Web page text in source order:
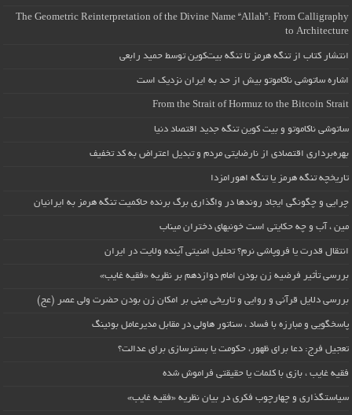
The Geometric Reinterpretation of the Divine Name “Allah”: From Calligraphy
to Architecture
انتشار کتاب از تنگه هرمز تا تنگه بیت‌کوین توسط حمید رابعی
اشاره ساتوشی ناکاموتو بیش از حد به ایران نزدیک است
From the Strait of Hormuz to the Bitcoin Strait
ساتوشی ناکاموتو و بیت کوین تنگه جدید اقتصاد دنیا
بهره‌برداری اقتصادی از نارضایتی مردم و تبدیل اعتراض به کد تخفیف
تاریخچه تنگه هرمز یا تنگه اهورامزدا
چرایی و چگونگی ایجاد روندها در واگذاری برگ برنده حاکمیت تنگه هرمز به ایرانیان
مین ، آب و چه حکایتی است خونبهای دختران میناب
انتقال قدرت یا فروپاشی نرم؟ تحلیل امنیتی آینده ولایت در ایران
بررسی تأثیر فرضیه زن بودن امام دوازدهم بر نظریه «فقیه غایب»
بررسی دلایل قرآنی و روایی و تاریخی مبنی بر امکان زن بودن حضرت ولی عصر (عج)
پاسخگویی و مبارزه با فساد ، سناتور هاولی در مقابل مدیرعامل بوئینگ
تعجیل فرج: دعا برای ظهور، حکومت یا بسترسازی برای عدالت؟
فقیه غایب ، بازی با کلمات یا حقیقتی فراموش شده
سیاستگذاری و چهارچوب فکری در بیان نظریه «فقیه غایب»